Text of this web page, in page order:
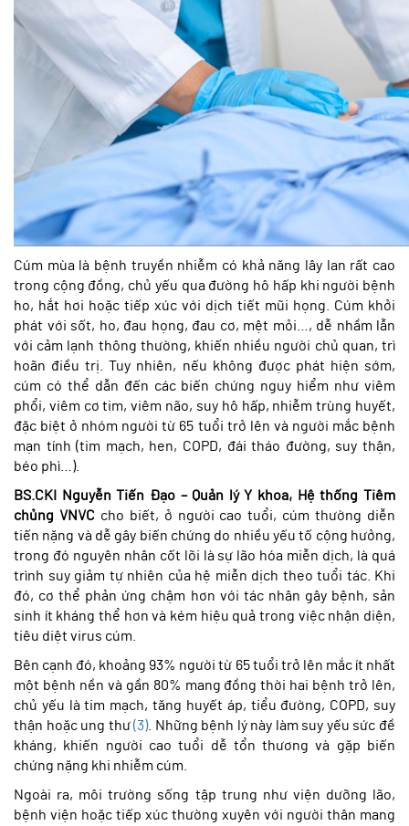
Cúm mùa là bệnh truyền nhiễm có khả năng lây lan rất cao
trong cộng đồng, chủ yếu qua đường hô hấp khi người bệnh
ho, hắt hơi hoặc tiếp xúc với dịch tiết mũi họng. Cúm khởi
phát với sốt, ho, đau họng, đau cơ, mệt mỏi…, dễ nhầm lẫn
với cảm lạnh thông thường, khiến nhiều người chủ quan, trì
hoãn điều trị. Tuy nhiên, nếu không được phát hiện sớm,
cúm có thể dẫn đến các biến chứng nguy hiểm như viêm
phổi, viêm cơ tim, viêm não, suy hô hấp, nhiễm trùng huyết,
đặc biệt ở nhóm người từ 65 tuổi trở lên và người mắc bệnh
mạn tính (tim mạch, hen, COPD, đái tháo đường, suy thận,
béo phì…).
BS.CKI Nguyễn Tiến Đạo – Quản lý Y khoa, Hệ thống Tiêm
chủng VNVC cho biết, ở người cao tuổi, cúm thường diễn
tiến nặng và dễ gây biến chứng do nhiều yếu tố cộng hưởng,
trong đó nguyên nhân cốt lõi là sự lão hóa miễn dịch, là quá
trình suy giảm tự nhiên của hệ miễn dịch theo tuổi tác. Khi
đó, cơ thể phản ứng chậm hơn với tác nhân gây bệnh, sản
sinh ít kháng thể hơn và kém hiệu quả trong việc nhận diện,
tiêu diệt virus cúm.
Bên cạnh đó, khoảng 93% người từ 65 tuổi trở lên mắc ít nhất
một bệnh nền và gần 80% mang đồng thời hai bệnh trở lên,
chủ yếu là tim mạch, tăng huyết áp, tiểu đường, COPD, suy
thận hoặc ung thư(3). Những bệnh lý này làm suy yếu sức đề
kháng, khiến người cao tuổi dễ tổn thương và gặp biến
chứng nặng khi nhiễm cúm.
Ngoài ra, môi trường sống tập trung như viện dưỡng lão,
bệnh viện hoặc tiếp xúc thường xuyên với người thân mang